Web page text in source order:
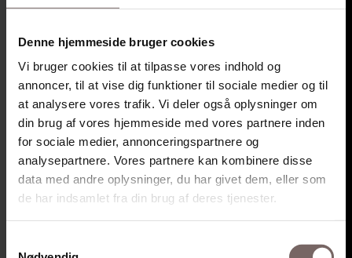
Denne hjemmeside bruger cookies
Vi bruger cookies til at tilpasse vores indhold og
annoncer, til at vise dig funktioner til sociale medier og til
at analysere vores trafik. Vi deler også oplysninger om
din brug af vores hjemmeside med vores partnere inden
for sociale medier, annonceringspartnere og
analysepartnere. Vores partnere kan kombinere disse
data med andre oplysninger, du har givet dem, eller som
de har indsamlet fra din brug af deres tjenester.